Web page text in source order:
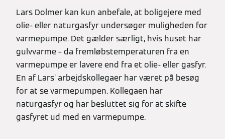
Lars Dolmer kan kun anbefale, at boligejere med
olie- eller naturgasfyr undersøger muligheden for
varmepumpe. Det gælder særligt, hvis huset har
gulvvarme – da fremløbstemperaturen fra en
varmepumpe er lavere end fra et olie- eller gasfyr.
En af Lars’ arbejdskollegaer har været på besøg
for at se varmepumpen. Kollegaen har
naturgasfyr og har besluttet sig for at skifte
gasfyret ud med en varmepumpe.